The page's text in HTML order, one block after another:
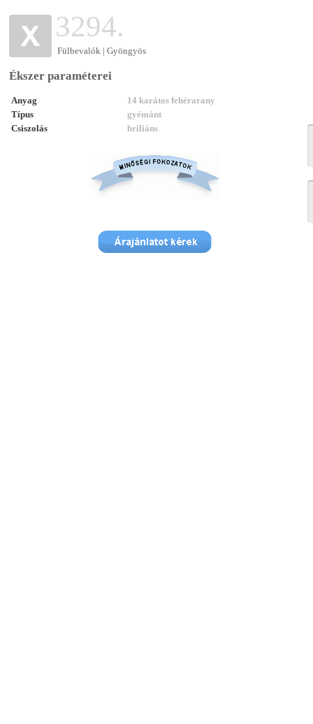
3294.
Fülbevalók | Gyöngyös
Ékszer paraméterei
Anyag
14 karátos fehérarany
Típus
gyémánt
Csiszolás
briliáns